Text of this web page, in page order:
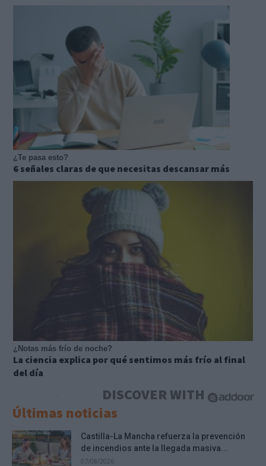
¿Te pasa esto?
6 señales claras de que necesitas descansar más
¿Notas más frío de noche?
La ciencia explica por qué sentimos más frío al final
del día
DISCOVER WITH
Últimas noticias
Castilla-La Mancha refuerza la prevención
de incendios ante la llegada masiva...
07/08/2026